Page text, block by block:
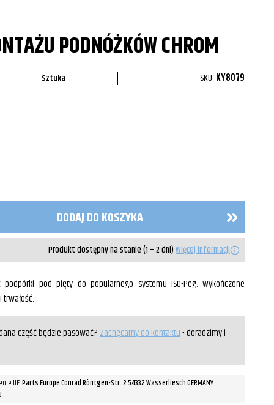
PODNÓŻKÓW CHROM
Sztuka SKU: KY8079
DODAJ DO KOSZYKA
Produkt dostępny na stanie (1 – 2 dni)Więcej informacji
pod pięty do popularnego systemu ISO-Peg. Wykończone
część będzie pasować?Zachęcamy do kontaktu- doradzimy i
UE:Parts Europe Conrad Röntgen-Str. 2 54332 Wasserliesch GERMANY